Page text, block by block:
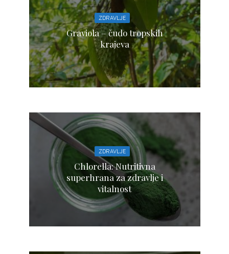
ZDRAVLJE
Graviola – čudo tropskih
krajeva
ZDRAVLJE
Chlorella: Nutritivna
superhrana za zdravlje i
vitalnost